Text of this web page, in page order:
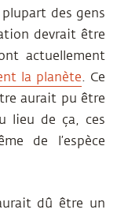
des gens
devrait être
actuellement
la planète. Ce
aurait pu être
lieu de ça, ces
de l’espèce
dû être un